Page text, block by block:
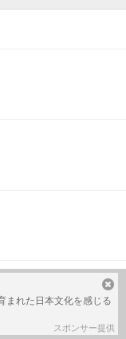
まれた日本文化を感じる
スポンサー提供